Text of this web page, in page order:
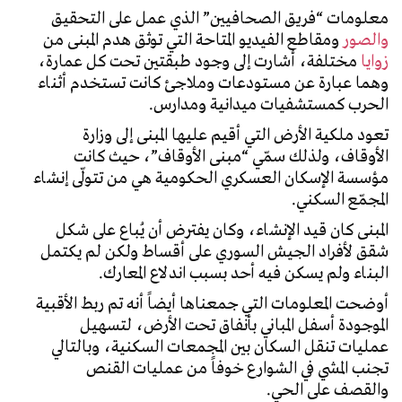
معلومات “فريق الصحافيين” الذي عمل على التحقيق
والصورومقاطع الفيديو المتاحة التي توثق هدم المبنى من
زوايامختلفة، أشارت إلى وجود طبقتين تحت كل عمارة،
وهما عبارة عن مستودعات وملاجئ كانت تستخدم أثناء
الحرب كمستشفيات ميدانية ومدارس.
تعود ملكية الأرض التي أقيم عليها المبنى إلى وزارة
الأوقاف، ولذلك سمّي “مبنى الأوقاف”، حيث كانت
مؤسسة الإسكان العسكري الحكومية هي من تتولّى إنشاء
المجمّع السكني.
المبنى كان قيد الإنشاء، وكان يفترض أن يُباع على شكل
شقق لأفراد الجيش السوري على أقساط ولكن لم يكتمل
البناء ولم يسكن فيه أحد بسبب اندلاع المعارك.
أوضحت المعلومات التي جمعناها أيضاً أنه تم ربط الأقبية
الموجودة أسفل المباني بأنفاق تحت الأرض، لتسهيل
عمليات تنقل السكان بين المجمعات السكنية، وبالتالي
تجنب المشي في الشوارع خوفاً من عمليات القنص
والقصف على الحي.